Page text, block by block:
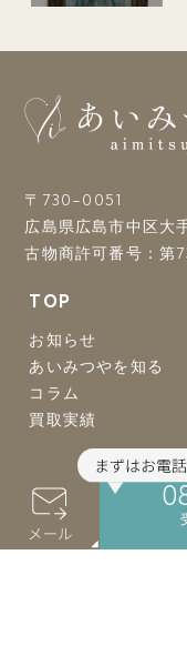
〒730-0051
広島県広島市中区大
古物商許可番号：第
TOP
お知らせ
あいみつやを知る
コラム
買取実績